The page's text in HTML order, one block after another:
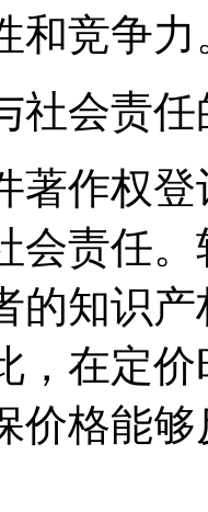
和竞争力
社会责任
著作权
会责任
的知识
，在定
价格能